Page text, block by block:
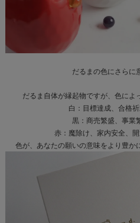
だるまの色にさらに
だるま自体が縁起物ですが、色によ
白：目標達成、合格
黒：商売繁盛、事業
赤：魔除け、家内安全、
色が、あなたの願いの意味をより豊か